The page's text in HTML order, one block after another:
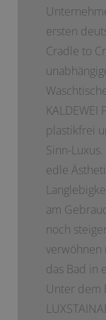
ersten
Cradle to
plastikfrei
Sinn-
edle
am
noch
verwöhnen
das Bad in
Unter dem